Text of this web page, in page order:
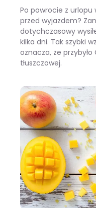
Po powrocie z urlopu
przed wyjazdem?
dotychczasowy
kilka dni. Tak szybki
oznacza, że
tłuszczowej.